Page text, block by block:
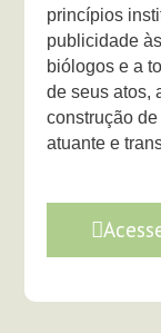
princípios
publicidade
biólogos e a
de seus atos,
construção
atuante e